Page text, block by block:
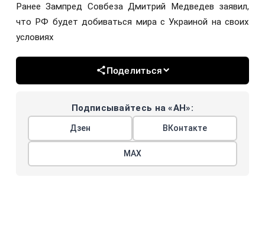
Ранее Зампред Совбеза Дмитрий Медведев заявил,
что РФ будет добиваться мира с Украиной на своих
условиях
Поделиться
Подписывайтесь на «АН»:
Дзен ВКонтакте
МАХ